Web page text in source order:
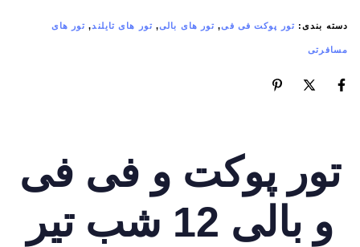
دسته بندی: تور پوکت فی فی, تور های بالی, تور های تایلند, تور های
مسافرتی
تور پوکت و فی فی
و بالی 12 شب تیر